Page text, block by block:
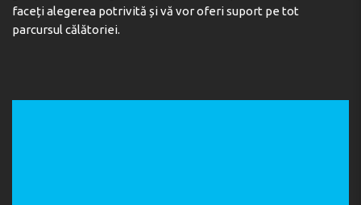
faceți alegerea potrivită și vă vor oferi suport pe tot
parcursul călătoriei.